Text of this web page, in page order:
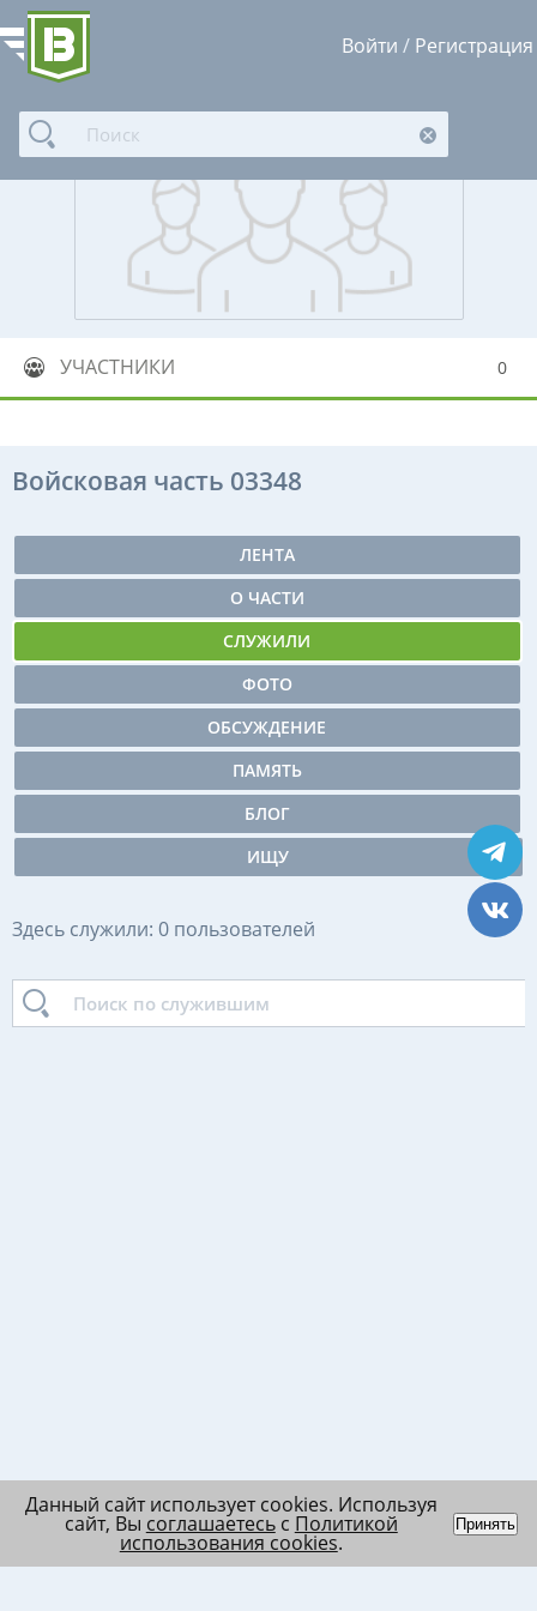
Войти / Регистрация
УЧАСТНИКИ 0
Войсковая часть 03348
ЛЕНТА
О ЧАСТИ
СЛУЖИЛИ
ФОТО
ОБСУЖДЕНИЕ
ПАМЯТЬ
БЛОГ
ИЩУ
Здесь служили: 0 пользователей
Данный сайт использует cookies. Используя
сайт, Вы соглашаетесьс Политикой
использования cookies.
Принять